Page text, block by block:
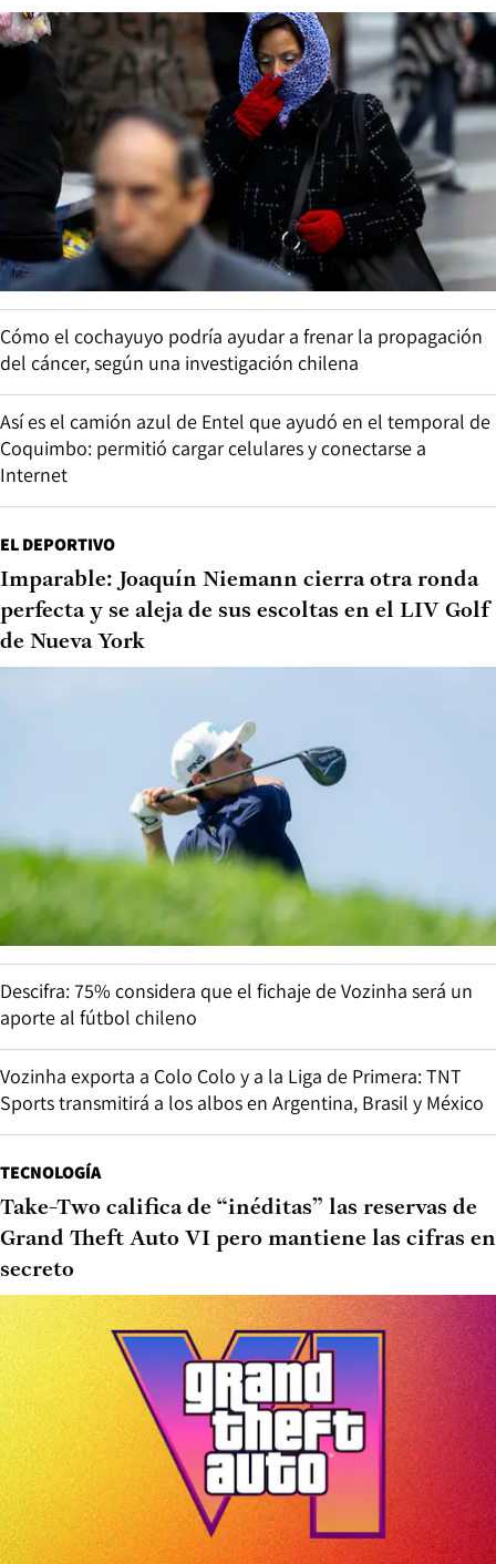
Cómo el cochayuyo podría ayudar a frenar la propagación
del cáncer, según una investigación chilena
Así es el camión azul de Entel que ayudó en el temporal de
Coquimbo: permitió cargar celulares y conectarse a
Internet
EL DEPORTIVO
Imparable: Joaquín Niemann cierra otra ronda
perfecta y se aleja de sus escoltas en el LIV Golf
de Nueva York
Descifra: 75% considera que el fichaje de Vozinha será un
aporte al fútbol chileno
Vozinha exporta a Colo Colo y a la Liga de Primera: TNT
Sports transmitirá a los albos en Argentina, Brasil y México
TECNOLOGÍA
Take-Two califica de “inéditas” las reservas de
Grand Theft Auto VI pero mantiene las cifras en
secreto